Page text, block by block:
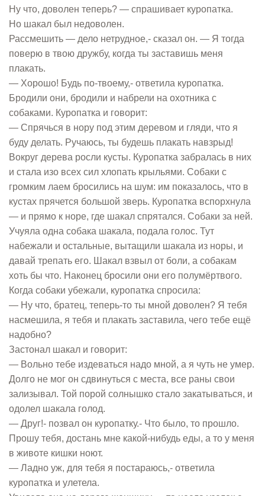
Ну что, доволен теперь? — спрашивает куропатка.
Но шакал был недоволен.
Рассмешить — дело нетрудное,- сказал он. — Я тогда
поверю в твою дружбу, когда ты заставишь меня
плакать.
— Хорошо! Будь по-твоему,- ответила куропатка.
Бродили они, бродили и набрели на охотника с
собаками. Куропатка и говорит:
— Спрячься в нору под этим деревом и гляди, что я
буду делать. Ручаюсь, ты будешь плакать навзрыд!
Вокруг дерева росли кусты. Куропатка забралась в них
и стала изо всех сил хлопать крыльями. Собаки с
громким лаем бросились на шум: им показалось, что в
кустах прячется большой зверь. Куропатка вспорхнула
— и прямо к норе, где шакал спрятался. Собаки за ней.
Учуяла одна собака шакала, подала голос. Тут
набежали и остальные, вытащили шакала из норы, и
давай трепать его. Шакал взвыл от боли, а собакам
хоть бы что. Наконец бросили они его полумёртвого.
Когда собаки убежали, куропатка спросила:
— Ну что, братец, теперь-то ты мной доволен? Я тебя
насмешила, я тебя и плакать заставила, чего тебе ещё
надобно?
Застонал шакал и говорит:
— Вольно тебе издеваться надо мной, а я чуть не умер.
Долго не мог он сдвинуться с места, все раны свои
зализывал. Той порой солнышко стало закатываться, и
одолел шакала голод.
— Друг!- позвал он куропатку.- Что было, то прошло.
Прошу тебя, достань мне какой-нибудь еды, а то у меня
в животе кишки ноют.
— Ладно уж, для тебя я постараюсь,- ответила
куропатка и улетела.